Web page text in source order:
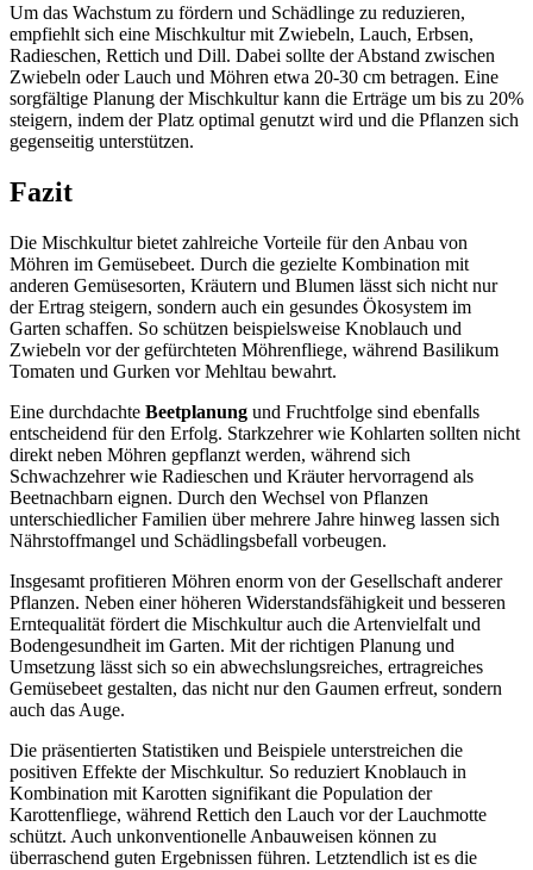
Um das Wachstum zu fördern und Schädlinge zu reduzieren,
empfiehlt sich eine Mischkultur mit Zwiebeln, Lauch, Erbsen,
Radieschen, Rettich und Dill. Dabei sollte der Abstand zwischen
Zwiebeln oder Lauch und Möhren etwa 20-30 cm betragen. Eine
sorgfältige Planung der Mischkultur kann die Erträge um bis zu 20%
steigern, indem der Platz optimal genutzt wird und die Pflanzen sich
gegenseitig unterstützen.
Fazit
Die Mischkultur bietet zahlreiche Vorteile für den Anbau von
Möhren im Gemüsebeet. Durch die gezielte Kombination mit
anderen Gemüsesorten, Kräutern und Blumen lässt sich nicht nur
der Ertrag steigern, sondern auch ein gesundes Ökosystem im
Garten schaffen. So schützen beispielsweise Knoblauch und
Zwiebeln vor der gefürchteten Möhrenfliege, während Basilikum
Tomaten und Gurken vor Mehltau bewahrt.
Eine durchdachte Beetplanung und Fruchtfolge sind ebenfalls
entscheidend für den Erfolg. Starkzehrer wie Kohlarten sollten nicht
direkt neben Möhren gepflanzt werden, während sich
Schwachzehrer wie Radieschen und Kräuter hervorragend als
Beetnachbarn eignen. Durch den Wechsel von Pflanzen
unterschiedlicher Familien über mehrere Jahre hinweg lassen sich
Nährstoffmangel und Schädlingsbefall vorbeugen.
Insgesamt profitieren Möhren enorm von der Gesellschaft anderer
Pflanzen. Neben einer höheren Widerstandsfähigkeit und besseren
Erntequalität fördert die Mischkultur auch die Artenvielfalt und
Bodengesundheit im Garten. Mit der richtigen Planung und
Umsetzung lässt sich so ein abwechslungsreiches, ertragreiches
Gemüsebeet gestalten, das nicht nur den Gaumen erfreut, sondern
auch das Auge.
Die präsentierten Statistiken und Beispiele unterstreichen die
positiven Effekte der Mischkultur. So reduziert Knoblauch in
Kombination mit Karotten signifikant die Population der
Karottenfliege, während Rettich den Lauch vor der Lauchmotte
schützt. Auch unkonventionelle Anbauweisen können zu
überraschend guten Ergebnissen führen. Letztendlich ist es die